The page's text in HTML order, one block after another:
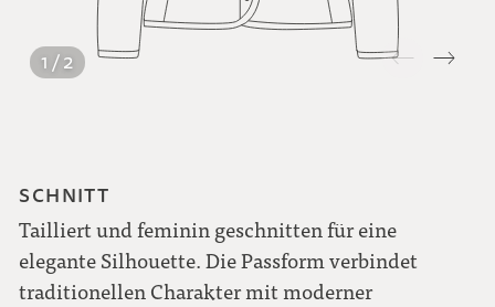
1 / 2
SCHNITT
Tailliert und feminin geschnitten für eine
elegante Silhouette. Die Passform verbindet
traditionellen Charakter mit moderner